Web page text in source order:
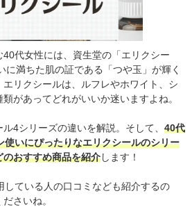
代女性には、資生堂の「エリクシー
に満ちた肌の証である「つや玉」が輝く
リクシールは、ルフレやホワイト、シ
があってどれがいいか迷いますよね。
4シリーズの違いを解説。そして、 40代
使いにぴったりなエリクシールのシリー
おすすめ商品を紹介します！
している人の口コミなども紹介するの
さいね。